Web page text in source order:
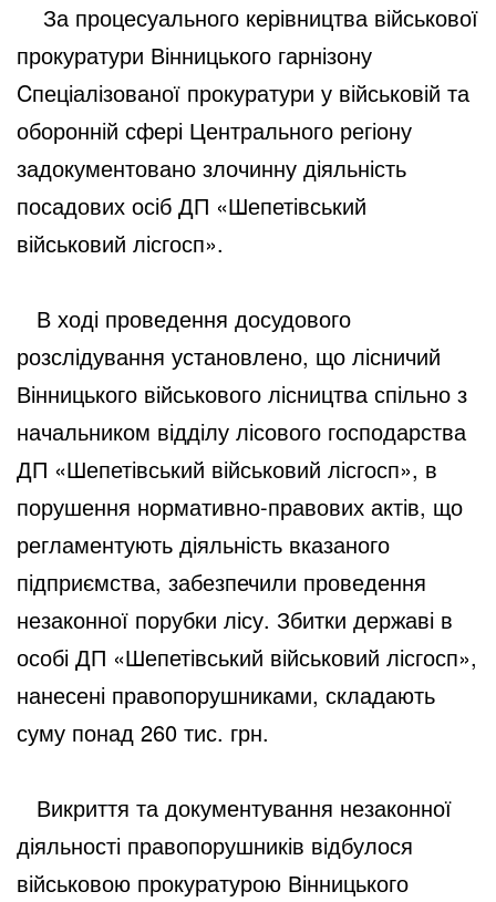
За процесуального керівництва військової
прокуратури Вінницького гарнізону
Cпеціалізованої прокуратури у військовій та
оборонній сфері Центрального регіону
задокументовано злочинну діяльність
посадових осіб ДП «Шепетівський
військовий лісгосп».
В ході проведення досудового
розслідування установлено, що лісничий
Вінницького військового лісництва спільно з
начальником відділу лісового господарства
ДП «Шепетівський військовий лісгосп», в
порушення нормативно-правових актів, що
регламентують діяльність вказаного
підприємства, забезпечили проведення
незаконної порубки лісу. Збитки державі в
особі ДП «Шепетівський військовий лісгосп»,
нанесені правопорушниками, складають
суму понад 260 тис. грн.
Викриття та документування незаконної
діяльності правопорушників відбулося
військовою прокуратурою Вінницького